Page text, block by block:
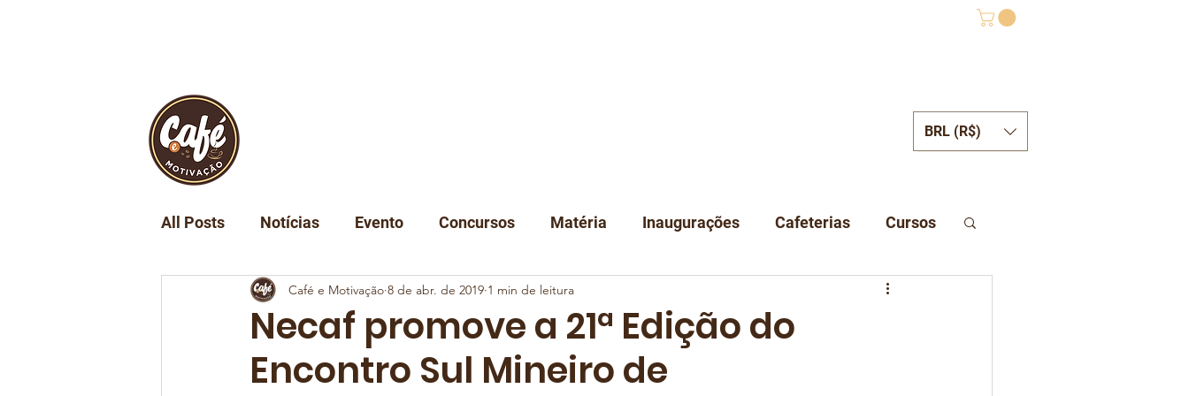
BRL (R$)
All Posts Notícias Evento Concursos Matéria Inaugurações Cafeterias Cursos
Turismo Tecnologia Classificação Instituições
Necaf promove a 21ª Edição do
Encontro Sul Mineiro de
Café e Motivação 8 de abr. de 2019 1 min de leitura